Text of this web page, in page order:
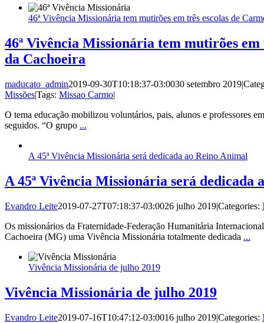
46ª Vivência Missionária tem mutirões em três escolas de
46ª Vivência Missionária tem mutirões em
da Cachoeira
maducato_admin2019-09-30T10:18:37-03:0030 setembro 2019|
Missões|Tags: Missao Carmo|
O tema educação mobilizou voluntários, pais, alunos e professores
seguidos. “O grupo ...
A 45ª Vivência Missionária será dedicada ao Reino Animal
A 45ª Vivência Missionária será dedicada
Evandro Leite2019-07-27T07:18:37-03:0026 julho 2019|Categories:
Os missionários da Fraternidade-Federação Humanitária
Cachoeira (MG) uma Vivência Missionária totalmente dedicada ...
Vivência Missionária de julho 2019
Vivência Missionária de julho 2019
Evandro Leite2019-07-16T10:47:12-03:0016 julho 2019|Categories: